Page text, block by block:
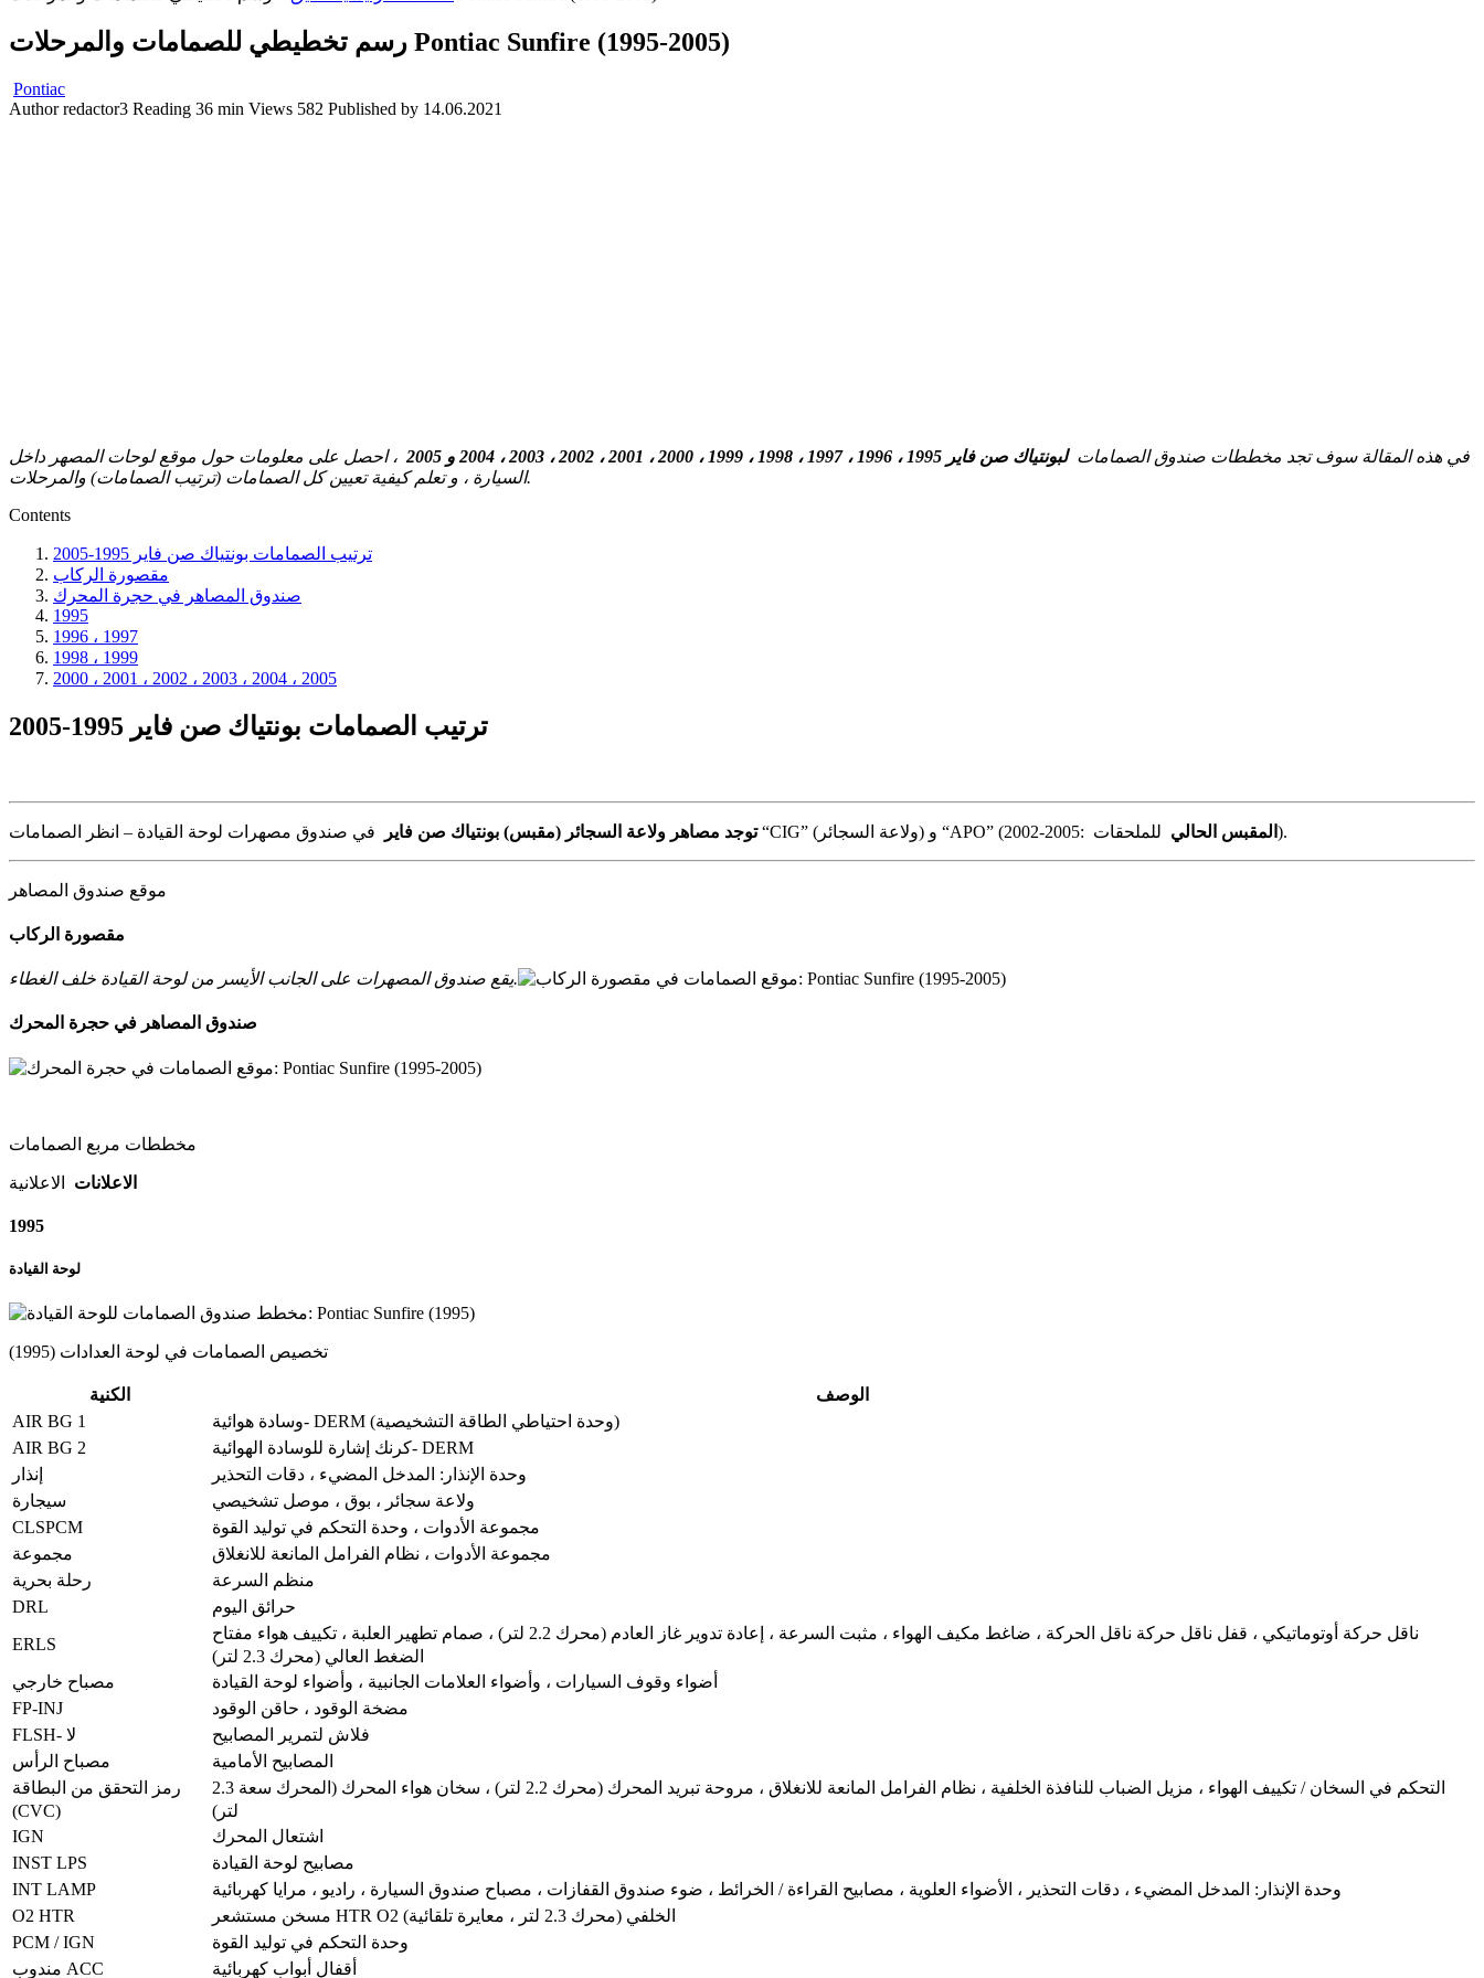
رسم تخطيطي للصمامات والمرحلات Pontiac Sunfire (1995-2005)
Pontiac
Author redactor3 Reading 36 min Views 582 Published by 14.06.2021
في هذه المقالة سوف تجد مخططات صندوق الصماماتلبونتياك صن فاير 1995 ، 1996 ، 1997 ، 1998 ، 1999 ، 2000 ، 2001 ، 2002 ، 2003 ، 2004 و 2005
، احصل على معلومات حول موقع لوحات المصهر داخل
السيارة ، و تعلم كيفية تعيين كل الصمامات (ترتيب الصمامات) والمرحلات.
Contents
ترتيب الصمامات بونتياك صن فاير 1995-2005
مقصورة الركاب
صندوق المصاهر في حجرة المحرك
1995
1996 ، 1997
1998 ، 1999
2000 ، 2001 ، 2002 ، 2003 ، 2004 ، 2005
ترتيب الصمامات بونتياك صن فاير 1995-2005
توجد مصاهر ولاعة السجائر (مقبس) بونتياك صن فاير في صندوق مصهرات لوحة القيادة – انظر الصمامات “CIG” (ولاعة السجائر) و “APO” (2002-2005: المقبس الحالي للملحقات).
موقع صندوق المصاهر
مقصورة الركاب
يقع صندوق المصهرات على الجانب الأيسر من لوحة القيادة خلف الغطاء.
صندوق المصاهر في حجرة المحرك
مخططات مربع الصمامات
الاعلانات الاعلانية
1995
لوحة القيادة
تخصيص الصمامات في لوحة العدادات (1995)
الكنية
الوصف
AIR BG 1
وسادة هوائية- DERM (وحدة احتياطي الطاقة التشخيصية)
AIR BG 2
كرنك إشارة للوسادة الهوائية- DERM
إنذار
وحدة الإنذار: المدخل المضيء ، دقات التحذير
سيجارة
ولاعة سجائر ، بوق ، موصل تشخيصي
CLSPCM
مجموعة الأدوات ، وحدة التحكم في توليد القوة
مجموعة
مجموعة الأدوات ، نظام الفرامل المانعة للانغلاق
رحلة بحرية
منظم السرعة
DRL
حرائق اليوم
ERLS
ناقل حركة أوتوماتيكي ، قفل ناقل حركة ناقل الحركة ، ضاغط مكيف الهواء ، مثبت السرعة ، إعادة تدوير غاز العادم (محرك 2.2 لتر) ، صمام تطهير العلبة ، تكييف هواء مفتاح
الضغط العالي (محرك 2.3 لتر)
مصباح خارجي
أضواء وقوف السيارات ، وأضواء العلامات الجانبية ، وأضواء لوحة القيادة
FP-INJ
مضخة الوقود ، حاقن الوقود
FLSH- لا
فلاش لتمرير المصابيح
مصباح الرأس
المصابيح الأمامية
رمز التحقق من البطاقة
(CVC)
التحكم في السخان / تكييف الهواء ، مزيل الضباب للنافذة الخلفية ، نظام الفرامل المانعة للانغلاق ، مروحة تبريد المحرك (محرك 2.2 لتر) ، سخان هواء المحرك (المحرك سعة 2.3
لتر)
IGN
اشتعال المحرك
INST LPS
مصابيح لوحة القيادة
INT LAMP
وحدة الإنذار: المدخل المضيء ، دقات التحذير ، الأضواء العلوية ، مصابيح القراءة / الخرائط ، ضوء صندوق القفازات ، مصباح صندوق السيارة ، راديو ، مرايا كهربائية
O2 HTR
مسخن مستشعر HTR O2 الخلفي (محرك 2.3 لتر ، معايرة تلقائية)
PCM / IGN
وحدة التحكم في توليد القوة
مندوب ACC
أقفال أبواب كهربائية